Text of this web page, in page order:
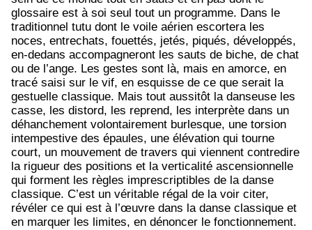
glossaire est à soi seul tout un programme. Dans le
traditionnel tutu dont le voile aérien escortera les
noces, entrechats, fouettés, jetés, piqués, développés,
en-dedans accompagneront les sauts de biche, de chat
ou de l’ange. Les gestes sont là, mais en amorce, en
tracé saisi sur le vif, en esquisse de ce que serait la
gestuelle classique. Mais tout aussitôt la danseuse les
casse, les distord, les reprend, les interprète dans un
déhanchement volontairement burlesque, une torsion
intempestive des épaules, une élévation qui tourne
court, un mouvement de travers qui viennent contredire
la rigueur des positions et la verticalité ascensionnelle
qui forment les règles imprescriptibles de la danse
classique. C’est un véritable régal de la voir citer,
révéler ce qui est à l’œuvre dans la danse classique et
en marquer les limites, en dénoncer le fonctionnement.